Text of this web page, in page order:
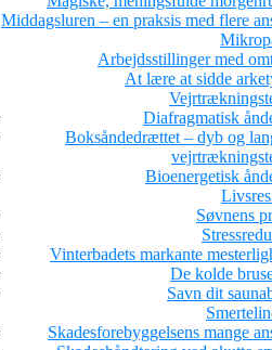
Middagsluren – en praksis med flere
Arbejdsstillinger med
At lære at sidde
Diafragmatisk
Boksåndedrættet – dyb og
Bioenergetisk
Søvnens
Vinterbadets markante
De kolde
Savn dit
Skadesforebyggelsens mange